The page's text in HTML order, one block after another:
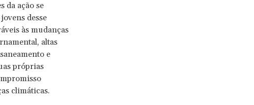
da ação se
desse
às mudanças
altas
e
próprias
climáticas.